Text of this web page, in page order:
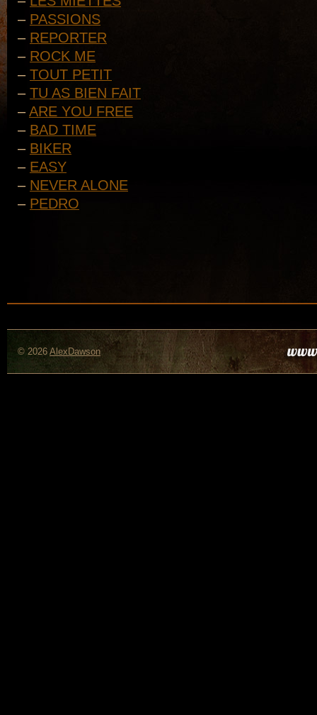
– PASSIONS
– REPORTER
– ROCK ME
– TOUT PETIT
– TU AS BIEN FAIT
–ARE YOU FREE
– BAD TIME
– BIKER
– EASY
– NEVER ALONE
– PEDRO
© 2026 AlexDawson